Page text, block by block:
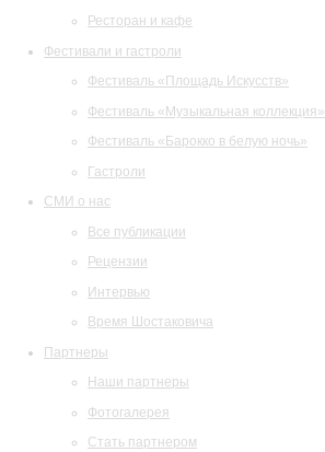
Ресторан и кафе
Фестивали и гастроли
Фестиваль «Площадь Искусств»
Фестиваль «Музыкальная коллекция»
Фестиваль «Барокко в белую ночь»
Гастроли
СМИ о нас
Все публикации
Рецензии
Интервью
Время Шостаковича
Партнеры
Наши партнеры
Фотогалерея
Стать партнером